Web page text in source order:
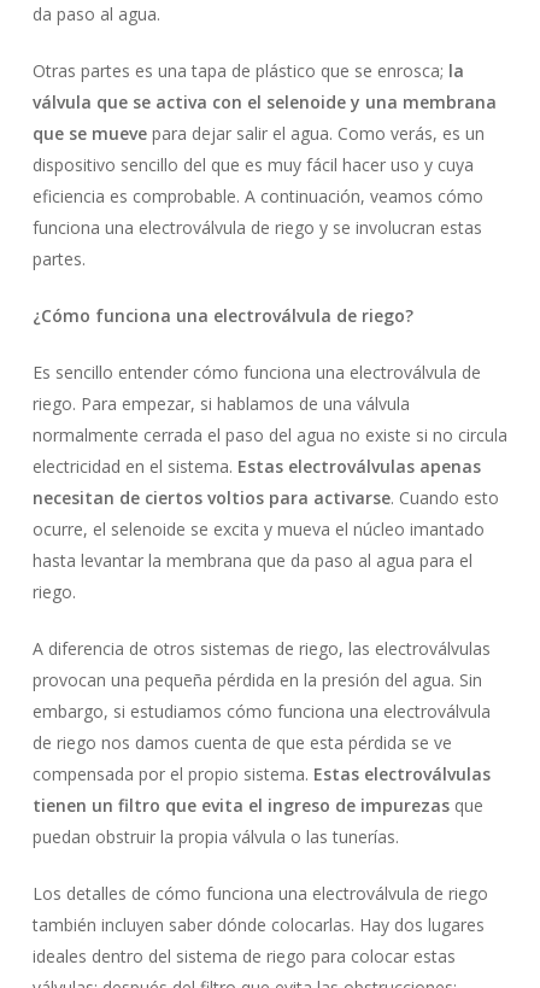
No hay productos en el carrito.
da paso al agua.
Otras partes es una tapa de plástico que se enrosca; la
válvula que se activa con el selenoide y una membrana
que se muevepara dejar salir el agua. Como verás, es un
dispositivo sencillo del que es muy fácil hacer uso y cuya
eficiencia es comprobable. A continuación, veamos cómo
funciona una electroválvula de riego y se involucran estas
partes.
¿Cómo funciona una electroválvula de riego?
Es sencillo entender cómo funciona una electroválvula de
riego. Para empezar, si hablamos de una válvula
normalmente cerrada el paso del agua no existe si no circula
electricidad en el sistema. Estas electroválvulas apenas
necesitan de ciertos voltios para activarse. Cuando esto
ocurre, el selenoide se excita y mueva el núcleo imantado
hasta levantar la membrana que da paso al agua para el
riego.
A diferencia de otros sistemas de riego, las electroválvulas
provocan una pequeña pérdida en la presión del agua. Sin
embargo, si estudiamos cómo funciona una electroválvula
de riego nos damos cuenta de que esta pérdida se ve
compensada por el propio sistema. Estas electroválvulas
tienen un filtro que evita el ingreso de impurezasque
puedan obstruir la propia válvula o las tunerías.
Los detalles de cómo funciona una electroválvula de riego
también incluyen saber dónde colocarlas. Hay dos lugares
ideales dentro del sistema de riego para colocar estas